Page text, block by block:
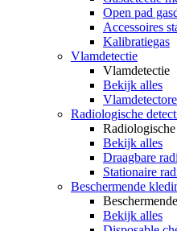
Open pad
Accessoires
Kalibratiegas
Vlamdetectie
Vlamdetectie
Bekijk alles
Radiologische
Bekijk alles
Draagbare
Stationaire
Beschermende
Bekijk alles